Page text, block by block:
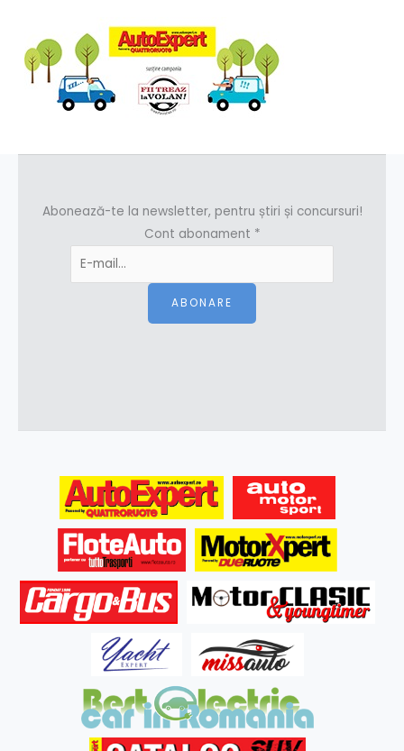
Abonează-te la newsletter, pentru știri și concursuri!
Cont abonament *
ABONARE